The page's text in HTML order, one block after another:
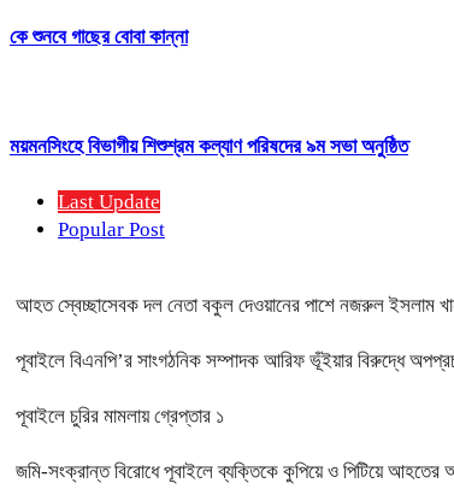
কে শুনবে গাছের বোবা কান্না
ময়মনসিংহে বিভাগীয় শিশুশ্রম কল্যাণ পরিষদের ৯ম সভা অনুষ্ঠিত
Last Update
Popular Post
আহত স্বেচ্ছাসেবক দল নেতা বকুল দেওয়ানের পাশে নজরুল ইসলাম
পূবাইলে বিএনপি’র সাংগঠনিক সম্পাদক আরিফ ভূঁইয়ার বিরুদ্ধে
পূবাইলে চুরির মামলায় গ্রেপ্তার ১
জমি-সংক্রান্ত বিরোধে পূবাইলে ব্যক্তিকে কুপিয়ে ও পিটিয়ে আহতের